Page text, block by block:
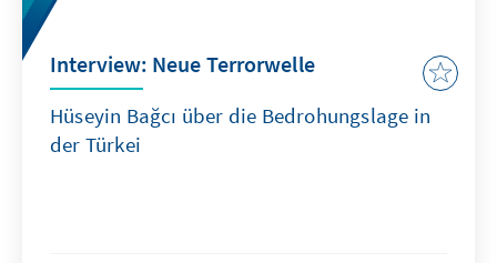
Interview: Neue Terrorwelle
Hüseyin Bağcı über die Bedrohungslage in
der Türkei